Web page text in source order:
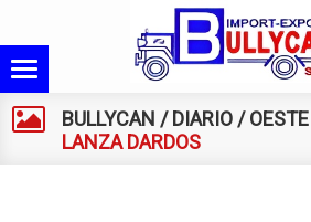
BULLYCAN / DIARIO /OESTE
LANZA DARDOS